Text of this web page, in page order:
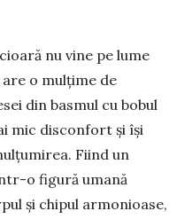
nu vine pe lume
o mulțime de
din basmul cu bobul
mic disconfort și își
Fiind un
o figură umană
și chipul armonioase,